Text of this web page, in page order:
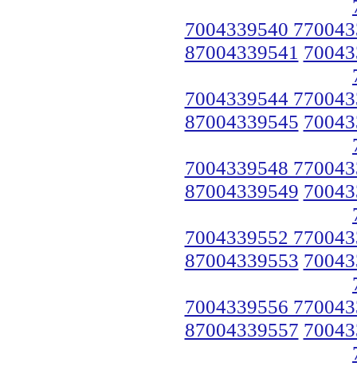
7004339540
87004339541
7004339544
87004339545
7004339548
87004339549
7004339552
87004339553
7004339556
87004339557